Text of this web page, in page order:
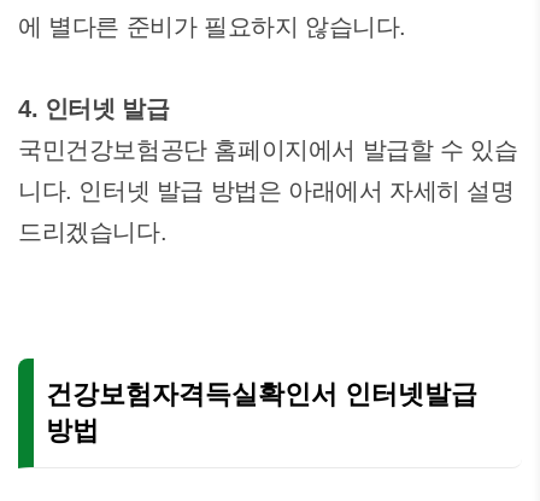
에 별다른 준비가 필요하지 않습니다.
4. 인터넷 발급
국민건강보험공단 홈페이지에서 발급할 수 있습
니다. 인터넷 발급 방법은 아래에서 자세히 설명
드리겠습니다.
건강보험자격득실확인서 인터넷발급
방법